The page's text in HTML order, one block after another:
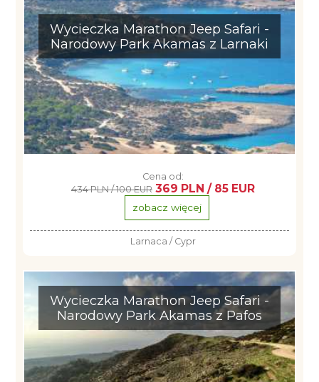
Wycieczka Marathon Jeep Safari -
Narodowy Park Akamas z Larnaki
Cena od:
434 PLN / 100 EUR 369 PLN / 85 EUR
zobacz więcej
Larnaca / Cypr
Wycieczka Marathon Jeep Safari -
Narodowy Park Akamas z Pafos